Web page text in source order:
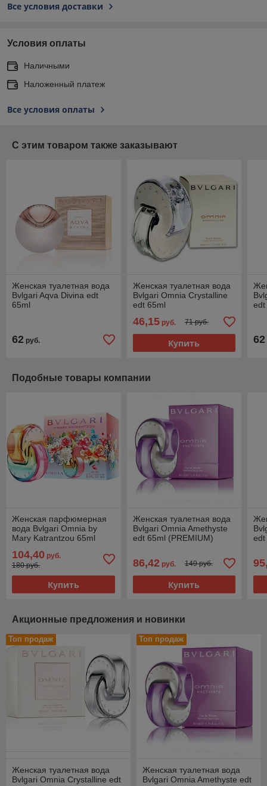
Все условия доставки
Условия оплаты
Наличными
Наложенный платеж
Все условия оплаты
С этим товаром также заказывают
Женская туалетная вода
Bvlgari Aqva Divina edt
65ml
62 руб.
Женская туалетная вода
Bvlgari Omnia Crystalline
edt 65ml
46,15руб. 71 руб.
Купить
edt
62
Подобные товары компании
Женская парфюмерная
вода Bvlgari Omnia by
Mary Katrantzou 65ml
104,40 руб.
180 руб.
Купить
Женская туалетная вода
Bvlgari Omnia Amethyste
edt 65ml (PREMIUM)
86,42руб. 149 руб.
Купить
edt
Акционные предложения и новинки
Топ продаж
Женская туалетная вода
Bvlgari Omnia Crystalline edt
Топ продаж
Женская туалетная вода
Bvlgari Omnia Amethyste edt